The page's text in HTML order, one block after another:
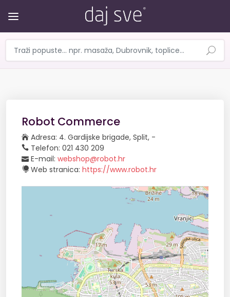
Robot Commerce
Adresa: 4. Gardijske brigade, Split, -
Telefon: 021 430 209
E-mail: webshop@robot.hr
Web stranica: https://www.robot.hr